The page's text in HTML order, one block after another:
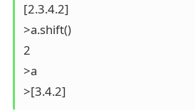
[2.3.4.2]
>a.shift()
2
>a
>[3.4.2]